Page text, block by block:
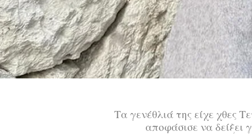
Τα γενέθλιά της είχε χθες
αποφάσισε να